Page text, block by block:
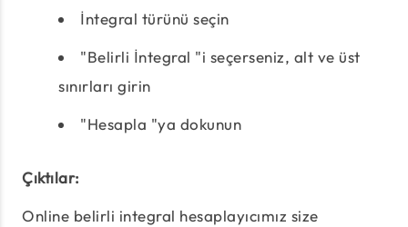
İntegral türünü seçin
"Belirli İntegral "i seçerseniz, alt ve üst
sınırları girin
"Hesapla "ya dokunun
Çıktılar:
Online belirli integral hesaplayıcımız size